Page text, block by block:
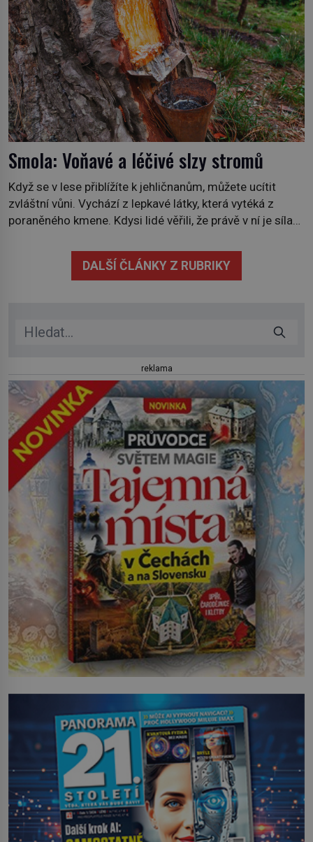
severního polárního kruhu na […]
Smola: Voňavé a léčivé slzy stromů
Když se v lese přiblížíte k jehličnanům, můžete ucítit
zvláštní vůni. Vychází z lepkavé látky, která vytéká z
poraněného kmene. Kdysi lidé věřili, že právě v ní je síla
lidstvo pracovalo. Chrání strom před infekcí, hmyzem a
vysycháním. Dá se říct, že je to přírodní […]
DALŠÍ ČLÁNKY Z RUBRIKY
reklama